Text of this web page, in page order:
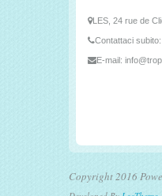
LES, 24 rue de
Contattaci subito:
E-mail:
Copyright 2016